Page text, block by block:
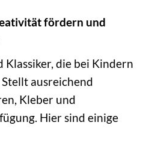
fördern und
Klassiker, die bei Kindern
ausreichend
Kleber und
Hier sind einige